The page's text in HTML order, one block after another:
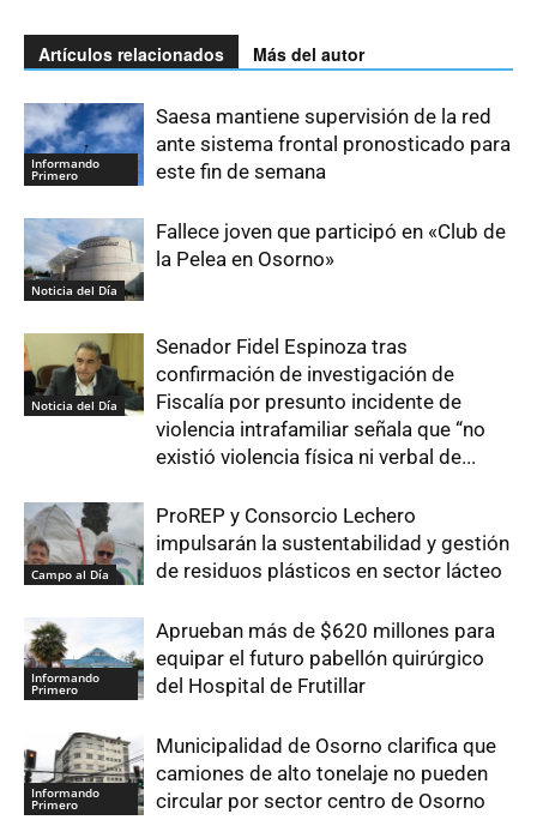
Artículos relacionados Más del autor
Informando
Primero
Saesa mantiene supervisión de la red
ante sistema frontal pronosticado para
este fin de semana
Noticia del Día
Fallece joven que participó en «Club de
la Pelea en Osorno»
Noticia del Día
Senador Fidel Espinoza tras
confirmación de investigación de
Fiscalía por presunto incidente de
violencia intrafamiliar señala que “no
existió violencia física ni verbal de...
Campo al Día
ProREP y Consorcio Lechero
impulsarán la sustentabilidad y gestión
de residuos plásticos en sector lácteo
Informando
Primero
Aprueban más de $620 millones para
equipar el futuro pabellón quirúrgico
del Hospital de Frutillar
Informando
Primero
Municipalidad de Osorno clarifica que
camiones de alto tonelaje no pueden
circular por sector centro de Osorno